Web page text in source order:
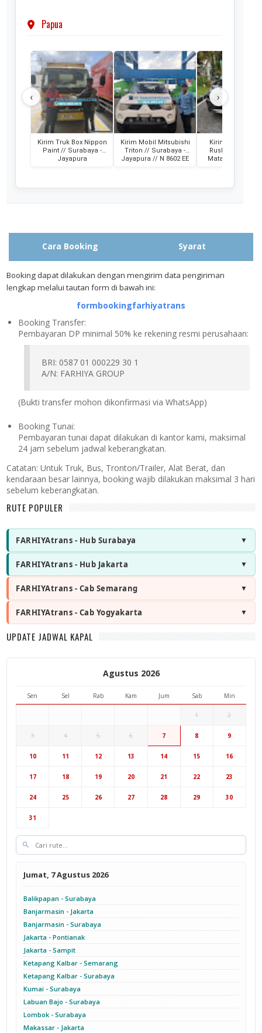
Papua
‹
Kirim Truk Box Nippon
Paint // Surabaya -
Jayapura
Kirim Mobil Mitsubishi
Triton // Surabaya -
Jayapura // N 8602 EE
Kirim Mobil
Rush //
Mataram // PA
›
Cara Booking Syarat
Booking dapat dilakukan dengan mengirim data pengiriman
lengkap melalui tautan form di bawah ini:
formbookingfarhiyatrans
Booking Transfer:
Pembayaran DP minimal 50% ke rekening resmi perusahaan:
BRI: 0587 01 000229 30 1
A/N: FARHIYA GROUP
(Bukti transfer mohon dikonfirmasi via WhatsApp)
Booking Tunai:
Pembayaran tunai dapat dilakukan di kantor kami, maksimal
24 jam sebelum jadwal keberangkatan.
Catatan: Untuk Truk, Bus, Tronton/Trailer, Alat Berat, dan
kendaraan besar lainnya, booking wajib dilakukan maksimal 3 hari
sebelum keberangkatan.
RUTE POPULER
FARHIYAtrans - Hub Surabaya
Hub Surabaya
FARHIYAtrans - Hub Jakarta
Hub Jakarta
FARHIYAtrans - Cab Semarang
Cab Semarang
FARHIYAtrans - Cab Yogyakarta
UPDATE JADWAL KAPAL
Agustus 2026
Sen Sel Rab Kam Jum Sab Min
1 2
3 4 5 6 7 8 9
10 11 12 13 14 15 16
17 18 19 20 21 22 23
24 25 26 27 28 29 30
31
Jumat, 7 Agustus 2026
Balikpapan - Surabaya
Banjarmasin - Jakarta
Banjarmasin - Surabaya
Jakarta - Pontianak
Jakarta - Sampit
Ketapang Kalbar - Semarang
Ketapang Kalbar - Surabaya
Kumai - Surabaya
Labuan Bajo - Surabaya
Lombok - Surabaya
Makassar - Jakarta